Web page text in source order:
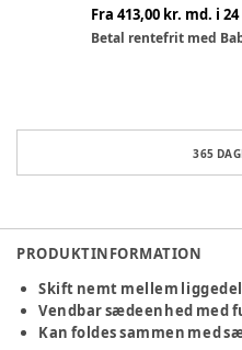
Fra 413,00 kr. md. i
Betal rentefrit med
365
PRODUKTINFORMATION
Skift nemt mellem
Vendbar sædeenhed med
Kan foldes sammen med